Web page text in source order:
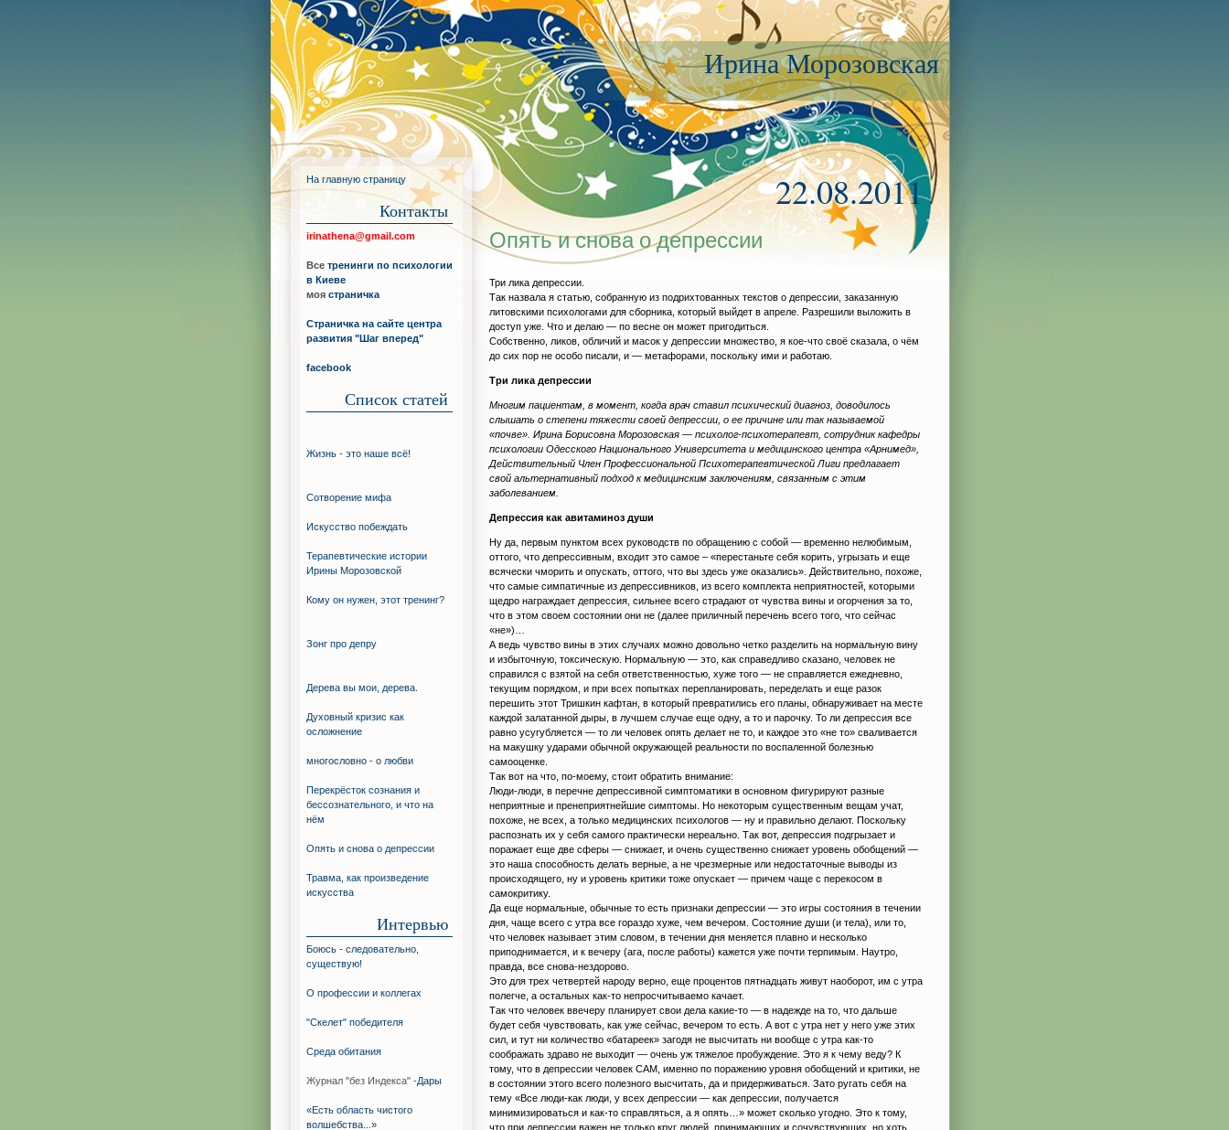
Ирина Морозовская
22.08.2011
Опять и снова о депрессии
Три лика депрессии.
Так назвала я статью, собранную из подрихтованных текстов о депрессии, заказанную
литовскими психологами для сборника, который выйдет в апреле. Разрешили выложить в
доступ уже. Что и делаю — по весне он может пригодиться.
Собственно, ликов, обличий и масок у депрессии множество, я кое-что своё сказала, о чём
до сих пор не особо писали, и — метафорами, поскольку ими и работаю.
Три лика депрессии
Многим пациентам, в момент, когда врач ставил психический диагноз, доводилось
слышать о степени тяжести своей депрессии, о ее причине или так называемой
«почве». Ирина Борисовна Морозовская — психолог-психотерапевт, сотрудник кафедры
психологии Одесского Национального Университета и медицинского центра «Арнимед»,
Действительный Член Профессиональной Психотерапевтической Лиги предлагает
свой альтернативный подход к медицинским заключениям, связанным с этим
заболеванием.
Депрессия как авитаминоз души
Ну да, первым пунктом всех руководств по обращению с собой — временно нелюбимым,
оттого, что депрессивным, входит это самое – «перестаньте себя корить, угрызать и еще
всячески чморить и опускать, оттого, что вы здесь уже оказались». Действительно, похоже,
что самые симпатичные из депрессивников, из всего комплекта неприятностей, которыми
щедро награждает депрессия, сильнее всего страдают от чувства вины и огорчения за то,
что в этом своем состоянии они не (далее приличный перечень всего того, что сейчас
«не»)…
А ведь чувство вины в этих случаях можно довольно четко разделить на нормальную вину
и избыточную, токсическую. Нормальную — это, как справедливо сказано, человек не
справился с взятой на себя ответственностью, хуже того — не справляется ежедневно,
текущим порядком, и при всех попытках перепланировать, переделать и еще разок
перешить этот Тришкин кафтан, в который превратились его планы, обнаруживает на месте
каждой залатанной дыры, в лучшем случае еще одну, а то и парочку. То ли депрессия все
равно усугубляется — то ли человек опять делает не то, и каждое это «не то» сваливается
на макушку ударами обычной окружающей реальности по воспаленной болезнью
самооценке.
Так вот на что, по-моему, стоит обратить внимание:
Люди-люди, в перечне депрессивной симптоматики в основном фигурируют разные
неприятные и пренеприятнейшие симптомы. Но некоторым существенным вещам учат,
похоже, не всех, а только медицинских психологов — ну и правильно делают. Поскольку
распознать их у себя самого практически нереально. Так вот, депрессия подгрызает и
поражает еще две сферы — снижает, и очень существенно снижает уровень обобщений —
это наша способность делать верные, а не чрезмерные или недостаточные выводы из
происходящего, ну и уровень критики тоже опускает — причем чаще с перекосом в
самокритику.
Да еще нормальные, обычные то есть признаки депрессии — это игры состояния в течении
дня, чаще всего с утра все гораздо хуже, чем вечером. Состояние души (и тела), или то,
что человек называет этим словом, в течении дня меняется плавно и несколько
приподнимается, и к вечеру (ага, после работы) кажется уже почти терпимым. Наутро,
правда, все снова-нездорово.
Это для трех четвертей народу верно, еще процентов пятнадцать живут наоборот, им с утра
полегче, а остальных как-то непросчитываемо качает.
Так что человек ввечеру планирует свои дела какие-то — в надежде на то, что дальше
будет себя чувствовать, как уже сейчас, вечером то есть. А вот с утра нет у него уже этих
сил, и тут ни количество «батареек» загодя не высчитать ни вообще с утра как-то
соображать здраво не выходит — очень уж тяжелое пробуждение. Это я к чему веду? К
тому, что в депрессии человек САМ, именно по поражению уровня обобщений и критики, не
в состоянии этого всего полезного высчитать, да и придерживаться. Зато ругать себя на
тему «Все люди-как люди, у всех депрессии — как депрессии, получается
минимизироваться и как-то справляться, а я опять…» может сколько угодно. Это к тому,
что при депрессии важен не только круг людей, принимающих и сочувствующих, но хоть
На главную страницу
Контакты
irinathena@gmail.com
Все тренинги по психологии
в Киеве
моя страничка
Страничка на сайте центра
развития "Шаг вперед"
facebook
Список статей
Жизнь - это наше всё!
Сотворение мифа
Искуcство побеждать
Терапевтические истории
Ирины Морозовской
Кому он нужен, этот тренинг?
Зонг про депру
Дерева вы мои, дерева.
Духовный кризис как
осложнение
многословно - о любви
Перекрёсток сознания и
бессознательного, и что на
нём
Опять и снова о депрессии
Травма, как произведение
искусства
Интервью
Боюсь - следовательно,
существую!
О профессии и коллегах
"Скелет" победителя
Среда обитания
Журнал "без Индекса" -Дары
«Есть область чистого
волшебства...»